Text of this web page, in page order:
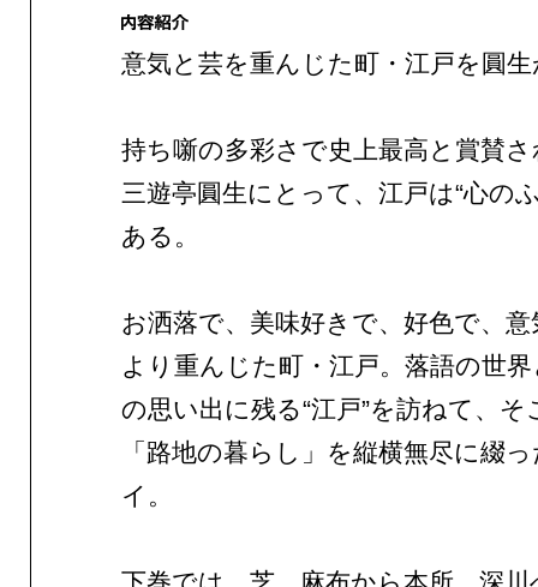
意気と芸を重んじた町・江戸を圓
持ち噺の多彩さで史上最高と賞賛
三遊亭圓生にとって、江戸は“心の
ある。
お洒落で、美味好きで、好色で、
より重んじた町・江戸。落語の世
の思い出に残る“江戸”を訪ねて、そ
「路地の暮らし」を縦横無尽に綴
イ。